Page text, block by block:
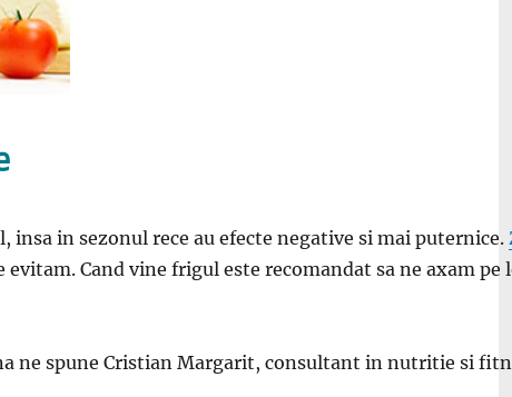
in sezonul rece au efecte negative si mai puternice.
Cand vine frigul este recomandat sa ne axam
ne spune Cristian Margarit, consultant in nutritie si